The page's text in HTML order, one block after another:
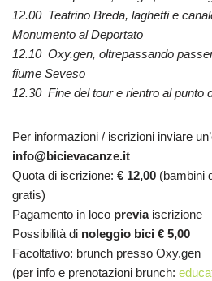
12.00 Teatrino Breda, laghetti e
Monumento al Deportato
12.10 Oxy.gen, oltrepassando
fiume Seveso
12.30 Fine del tour e rientro al punto
Per informazioni / iscrizioni inviare
info@bicievacanze.it
Quota di iscrizione: € 12,00 (bambini
gratis)
Pagamento in loco previaiscrizione
Possibilità di noleggio bici € 5,00
Facoltativo: brunch presso Oxy.gen
(per info e prenotazioni brunch: